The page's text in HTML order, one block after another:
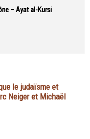
– Ayat al-Kursi
le judaïsme et
Neiger et Michaël